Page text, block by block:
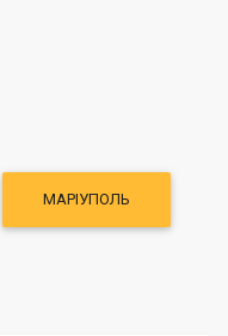
МАРІУПОЛЬ